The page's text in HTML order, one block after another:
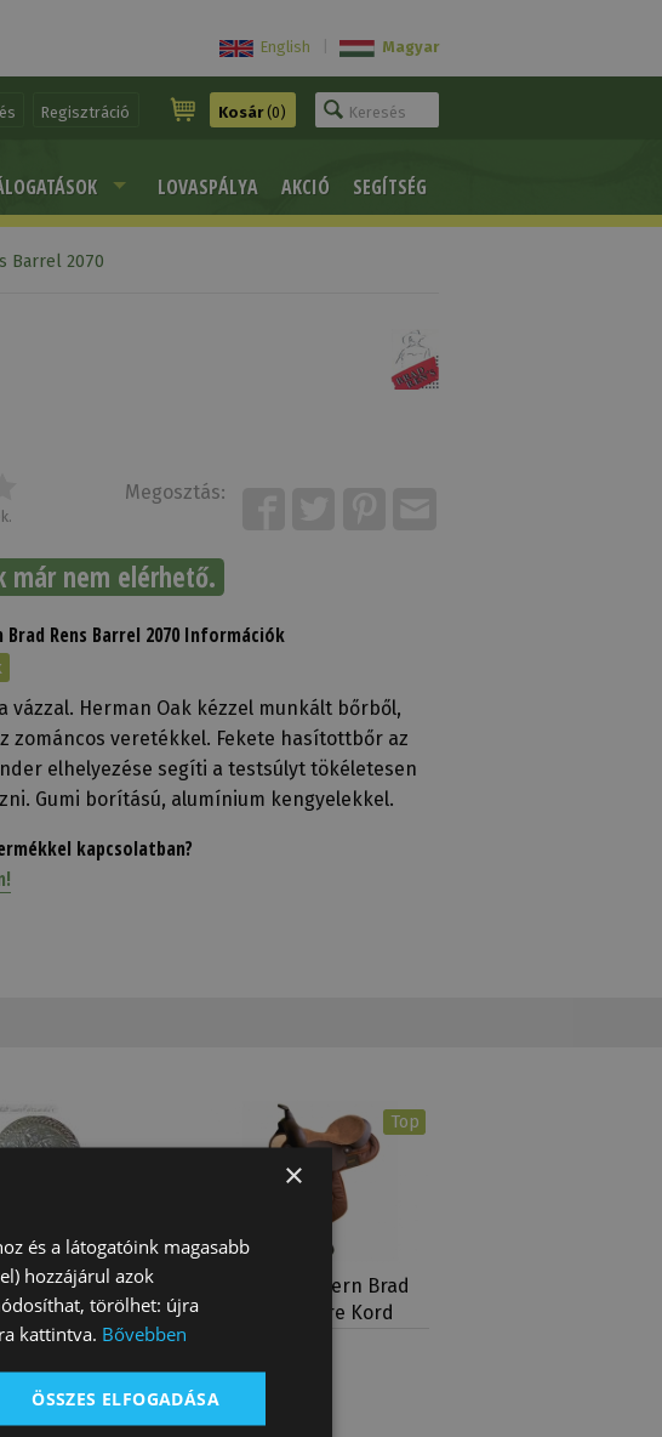
English Magyar
Regisztráció Kosár(0)
LOVASPÁLYA AKCIÓ SEGÍTSÉG
Barrel 2070
Megosztás:
már nem elérhető.
Rens Barrel 2070 Információk
vázzal. Herman Oak kézzel munkált bőrből,
zománcos veretékkel. Fekete hasítottbőr az
elhelyezése segíti a testsúlyt tökéletesen
Gumi borítású, alumínium kengyelekkel.
kapcsolatban?
Ezüst Nagy
Top
Nyereg Western Brad
Rens Pleasure Kord
×
és a látogatóink magasabb
hozzájárul azok
törölhet: újra
kattintva. Bővebben
ÖSSZES ELFOGADÁSA